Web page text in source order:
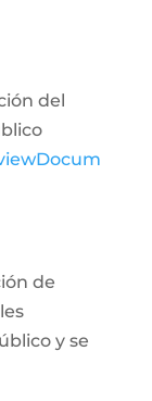
del
de
y se